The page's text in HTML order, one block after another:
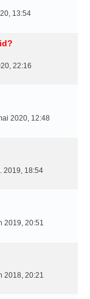
13:54
22:16
2020, 12:48
2019, 18:54
2019, 20:51
2018, 20:21